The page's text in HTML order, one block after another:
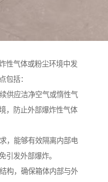
性气体或粉尘环境中发
包括：
供应洁净空气或惰性气
，防止外部爆炸性气体
，能够有效隔离内部电
引发外部爆炸。
构，确保箱体内部与外